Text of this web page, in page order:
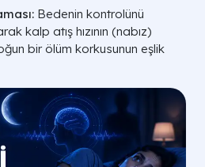
Bedenin kontrolünü
kalp atış hızının (nabız)
bir ölüm korkusunun eşlik